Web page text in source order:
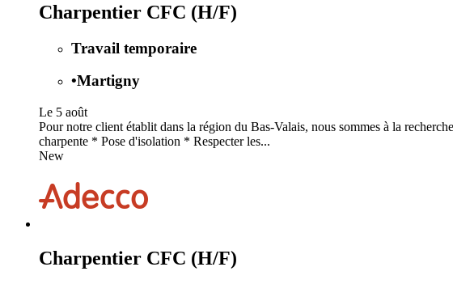
Charpentier CFC (H/F)
Travail temporaire
•Martigny
Le 5 août
Pour notre client établit dans la région du Bas-Valais, nous sommes à la
charpente * Pose d'isolation * Respecter les...
New
Charpentier CFC (H/F)